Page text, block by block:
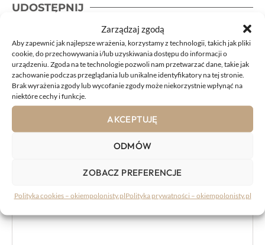
Zarządzaj zgodą
Aby zapewnić jak najlepsze wrażenia, korzystamy z technologii, takich jak pliki
cookie, do przechowywania i/lub uzyskiwania dostępu do informacji o
urządzeniu. Zgoda na te technologie pozwoli nam przetwarzać dane, takie jak
zachowanie podczas przeglądania lub unikalne identyfikatory na tej stronie.
Brak wyrażenia zgody lub wycofanie zgody może niekorzystnie wpłynąć na
niektóre cechy i funkcje.
AKCEPTUJĘ
ODMÓW
ZOBACZ PREFERENCJE
Polityka cookies – okiempolonisty.plPolityka prywatności – okiempolonisty.pl
UDOSTĘPNIJ
KOMENTARZE:
Komentarz